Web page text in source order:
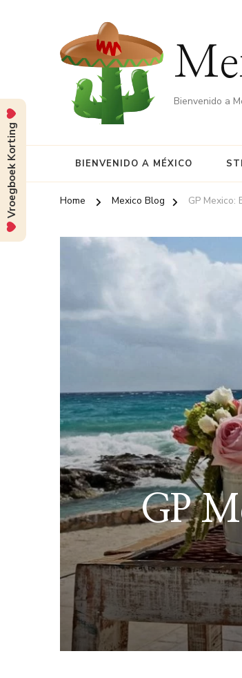
Bienvenido a
BIENVENIDO A MÉXICO
Home Mexico Blog GP
GP
Vroegboek Korting